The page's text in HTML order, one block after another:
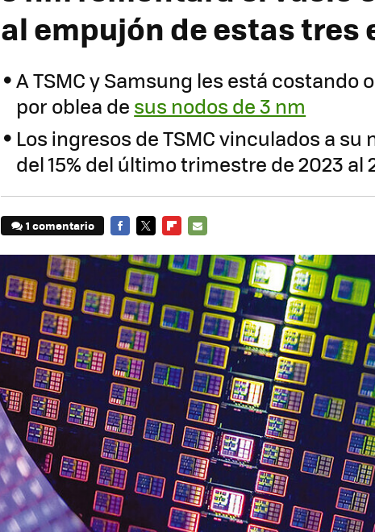
al empujón de estas tres
A TSMC y Samsung les está
por oblea de sus nodos de 3 nm
Los ingresos de TSMC vinculados a su
del 15% del último trimestre de 2023 al
1 comentario
MAIL